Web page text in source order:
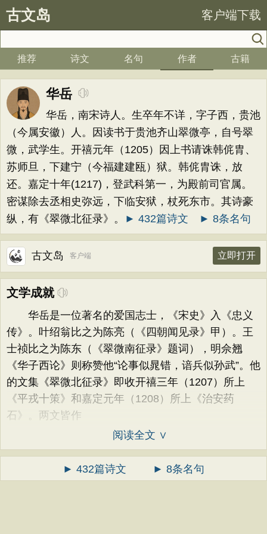
古文岛 客户端下载
推荐 诗文 名句 作者 古籍
华岳
华岳，南宋诗人。生卒年不详，字子西，贵池
（今属安徽）人。因读书于贵池齐山翠微亭，自号翠
微，武学生。开禧元年（1205）因上书请诛韩侂胄、
苏师旦，下建宁（今福建建瓯）狱。韩侂胄诛，放
还。嘉定十年(1217)，登武科第一，为殿前司官属。
密谋除去丞相史弥远，下临安狱，杖死东市。其诗豪
纵，有《翠微北征录》。
► 432篇诗文 ► 8条名句
古文岛 客户端 立即打开
文学成就
华岳是一位著名的爱国志士，《宋史》入《忠义
传》。叶绍翁比之为陈亮（《四朝闻见录》甲）。王
士祯比之为陈东（《翠微南征录》题词），明佘翘
《华子西论》则称赞他“论事似晁错，谙兵似孙武”。他
的文集《翠微北征录》即收开禧三年（1207）所上
《平戎十策》和嘉定元年（1208）所上《治安药
石》。两文皆作
阅读全文 ∨
► 432篇诗文 ► 8条名句